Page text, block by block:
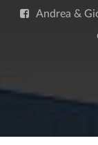
Andrea &